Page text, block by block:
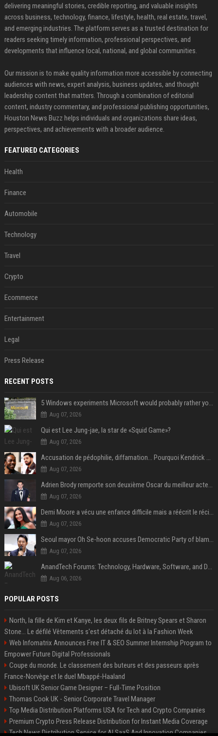
delivering meaningful stories, credible reporting, and valuable insights
across business, technology, finance, lifestyle, health, real estate, travel,
and emerging industries. The platform serves as a trusted destination for
readers seeking timely information, professional perspectives, and
developments that influence local, national, and global communities.
Our mission is to make quality information more accessible by connecting
audiences with news, expert analysis, business updates, and thought
leadership content that matters. Through a combination of editorial
content, industry commentary, and professional publishing opportunities,
Houston News Buzz helps individuals and organizations share ideas,
perspectives, and achievements with a broader audience.
FEATURED CATEGORIES
Health
Finance
Automobile
Technology
Travel
Crypto
Ecommerce
Entertainment
Legal
Press Release
RECENT POSTS
5 Windows experiments Microsoft would probably rather you forgot
Aug 07, 2026
Qui est Lee Jung-jae, la star de «Squid Game»?
Aug 07, 2026
Accusation de pédophilie, diffamation… Pourquoi Kendrick Lamar et Drake se clashent jusqu’au Super Bowl ?
Aug 07, 2026
Adrien Brody remporte son deuxième Oscar du meilleur acteur et établit un nouveau record
Aug 07, 2026
Demi Moore a vécu une enfance difficile mais a réécrit le récit avec ses propres enfants
Aug 07, 2026
Seoul mayor Oh Se-hoon accuses Democratic Party of blame-shifting over real estate supply crisis
Aug 07, 2026
AnandTech Forums: Technology, Hardware, Software, and Deals
Aug 06, 2026
POPULAR POSTS
North, la fille de Kim et Kanye, les deux fils de Britney Spears et Sharon
Stone... Le défilé Vêtements s'est détaché du lot à la Fashion Week
Web Infomatrix Announces Free IT & SEO Summer Internship Program to
Empower Future Digital Professionals
Coupe du monde. Le classement des buteurs et des passeurs après
France-Norvège et le duel Mbappé-Haaland
Ubisoft UK Senior Game Designer – Full-Time Position
Thomas Cook UK - Senior Corporate Travel Manager
Top Media Distribution Platforms USA for Tech and Crypto Companies
Premium Crypto Press Release Distribution for Instant Media Coverage
Tech News Distribution Service for AI SaaS And Innovation Companies